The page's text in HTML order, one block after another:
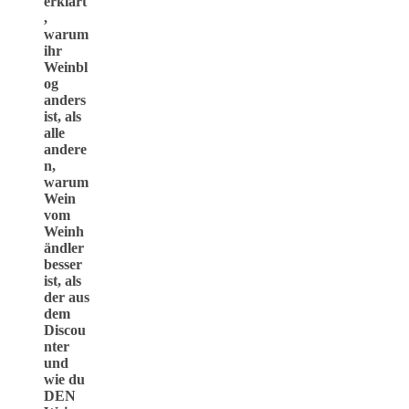
,
warum
ihr
Weinbl
og
anders
ist, als
alle
andere
n,
warum
Wein
vom
Weinh
ändler
besser
ist, als
der aus
dem
Discou
nter
und
wie du
DEN